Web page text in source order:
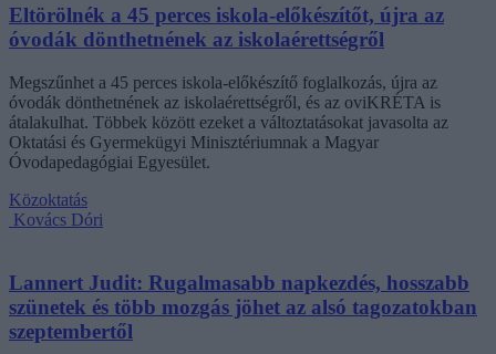
Eltörölnék a 45 perces iskola-előkészítőt, újra az
óvodák dönthetnének az iskolaérettségről
Megszűnhet a 45 perces iskola-előkészítő foglalkozás, újra az
óvodák dönthetnének az iskolaérettségről, és az oviKRÉTA is
átalakulhat. Többek között ezeket a változtatásokat javasolta az
Oktatási és Gyermekügyi Minisztériumnak a Magyar
Óvodapedagógiai Egyesület.
Közoktatás
Kovács Dóri
Lannert Judit: Rugalmasabb napkezdés, hosszabb
szünetek és több mozgás jöhet az alsó tagozatokban
szeptembertől